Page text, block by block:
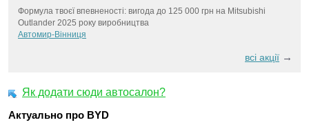
Формула твоєї впевненості: вигода до 125 000 грн на Mitsubishi
Outlander 2025 року виробництва
Автомир-Вінниця
всі акції →
Як додати сюди автосалон?
Актуально про BYD